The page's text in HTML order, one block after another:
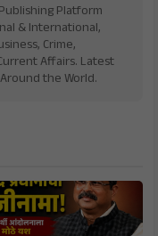
Platform
& International,
Crime,
Affairs. Latest
the World.